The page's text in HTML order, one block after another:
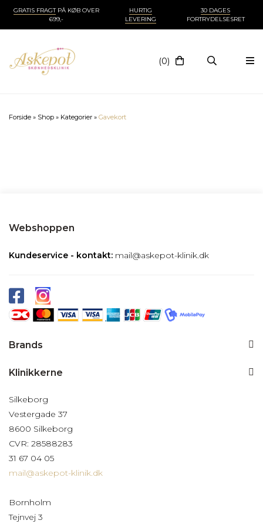
GRATIS FRAGTPÅ KØB OVER
699,-
HURTIG
LEVERING
30 DAGES
FORTRYDELSESRET
(0)
Forside » Shop » Kategorier » Gavekort
Webshoppen
Kundeservice - kontakt: mail@askepot-klinik.dk
Brands
Klinikkerne
Silkeborg
Vestergade 37
8600 Silkeborg
CVR: 28588283
31 67 04 05
mail@askepot-klinik.dk
Bornholm
Tejnvej 3